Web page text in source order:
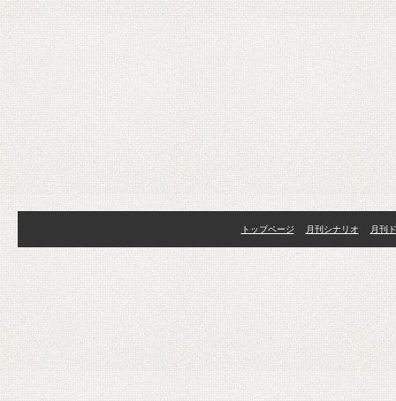
トップページ 月刊シナリオ 月刊